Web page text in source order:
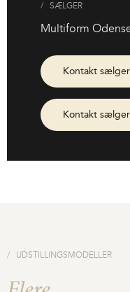
SÆLGER
Multiform
Kontakt sælger
Kontakt
UDSTILLINGSMODELLER